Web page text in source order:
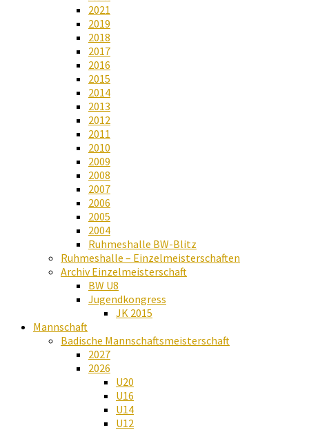
2021
2019
2018
2017
2016
2015
2014
2013
2012
2011
2010
2009
2008
2007
2006
2005
2004
Ruhmeshalle BW-Blitz
Ruhmeshalle – Einzelmeisterschaften
Archiv Einzelmeisterschaft
BW U8
Jugendkongress
JK 2015
Mannschaft
Badische Mannschaftsmeisterschaft
2027
2026
U20
U16
U14
U12